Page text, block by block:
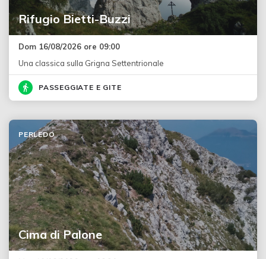
Rifugio Bietti-Buzzi
Dom 16/08/2026 ore 09:00
Una classica sulla Grigna Settentrionale
PASSEGGIATE E GITE
Cima di Palone
PERLEDO